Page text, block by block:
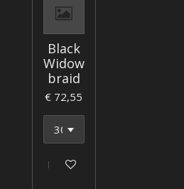
Black
Widow
braid
€ 72,55
In winkelwagen